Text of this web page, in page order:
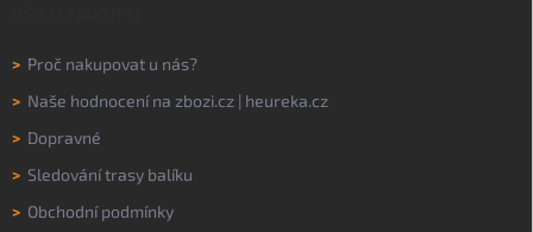
> Proč nakupovat u nás?
> Naše hodnocení na zbozi.cz | heureka.cz
> Dopravné
> Sledování trasy balíku
> Obchodní podmínky